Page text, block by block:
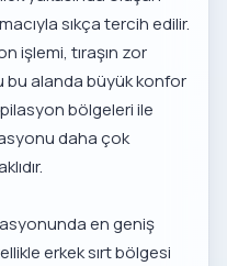
sıkça tercih edilir.
işlemi, tıraşın zor
bu alanda büyük konfor
bölgeleriile
daha çok
en geniş
erkek sırt bölgesi